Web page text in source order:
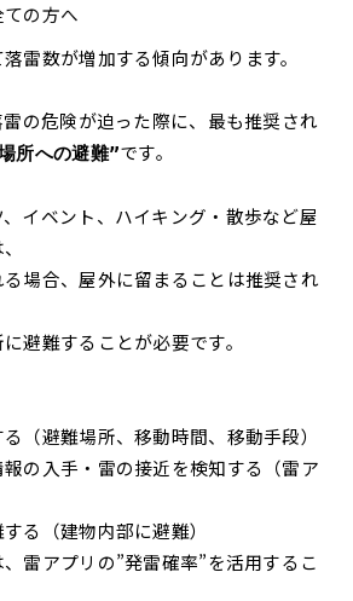
の方へ
雷数が増加する傾向があります。
の危険が迫った際に、最も推奨され
所への避難”です。
イベント、ハイキング・散歩など屋
場合、屋外に留まることは推奨され
避難することが必要です。
（避難場所、移動時間、移動手段）
の入手・雷の接近を検知する（雷ア
る（建物内部に避難）
雷アプリの”発雷確率”を活用するこ